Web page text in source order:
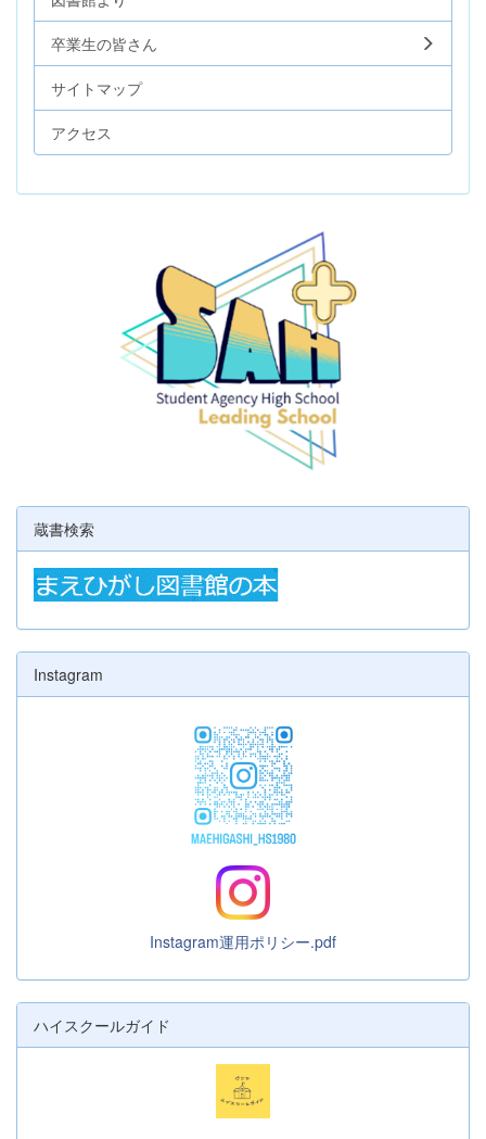
卒業生の皆さん
サイトマップ
アクセス
蔵書検索
Instagram
Instagram運用ポリシー.pdf
ハイスクールガイド